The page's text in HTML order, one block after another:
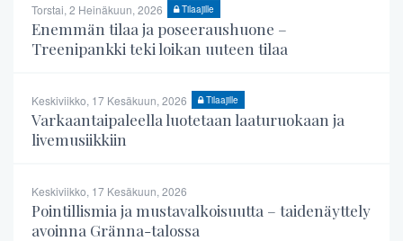
Torstai, 2 Heinäkuun, 2026 Tilaajille
Enemmän tilaa ja poseeraushuone –
Treenipankki teki loikan uuteen tilaa
Keskiviikko, 17 Kesäkuun, 2026 Tilaajille
Varkaantaipaleella luotetaan laaturuokaan ja
livemusiikkiin
Keskiviikko, 17 Kesäkuun, 2026
Pointillismia ja mustavalkoisuutta – taidenäyttely
avoinna Gränna-talossa